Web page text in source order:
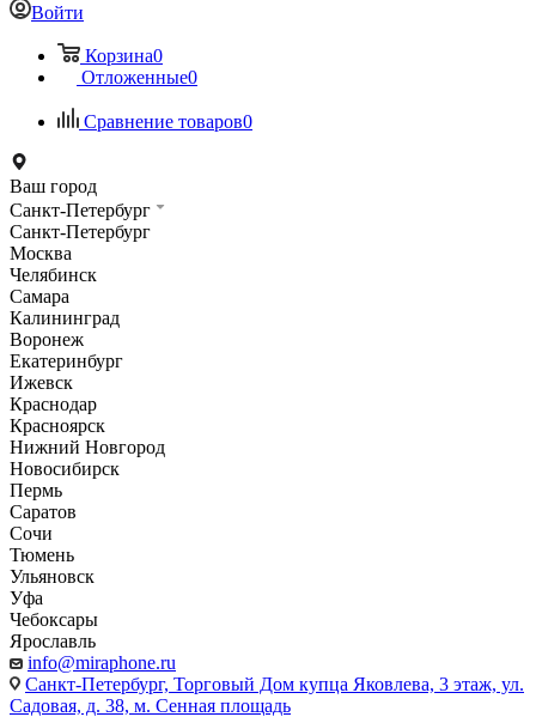
Войти
Корзина0
Отложенные0
Сравнение товаров0
Ваш город
Санкт-Петербург
Санкт-Петербург
Москва
Челябинск
Самара
Калининград
Воронеж
Екатеринбург
Ижевск
Краснодар
Красноярск
Нижний Новгород
Новосибирск
Пермь
Саратов
Сочи
Тюмень
Ульяновск
Уфа
Чебоксары
Ярославль
info@miraphone.ru
Санкт-Петербург, Торговый Дом купца Яковлева, 3 этаж, ул.
Садовая, д. 38, м. Сенная площадь